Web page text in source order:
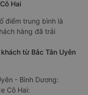
Hai
điểm trung bình là
hàng đã trải
từ Bắc Tân Uyên
- Bình Dương:
Cô Hai: